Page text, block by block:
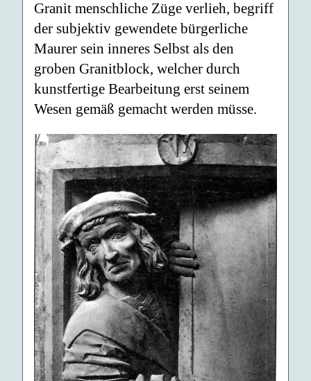
Granit menschliche Züge verlieh, begriff
der subjektiv gewendete bürgerliche
Maurer sein inneres Selbst als den
groben Granitblock, welcher durch
kunstfertige Bearbeitung erst seinem
Wesen gemäß gemacht werden müsse.